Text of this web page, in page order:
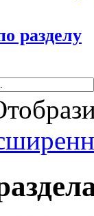
разделу